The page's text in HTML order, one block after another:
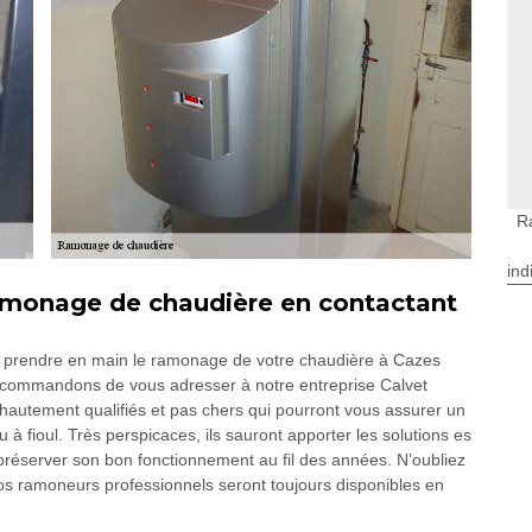
de chaudière en contactant
en main le ramonage de votre chaudière à Cazes
de vous adresser à notre entreprise Calvet
qualifiés et pas chers qui pourront vous assurer un
fioul. Très perspicaces, ils sauront apporter les solutions es
son bon fonctionnement au fil des années. N’oubliez
ramoneurs professionnels seront toujours disponibles en